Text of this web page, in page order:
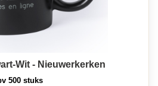
Wit - Nieuwerkerken
500 stuks